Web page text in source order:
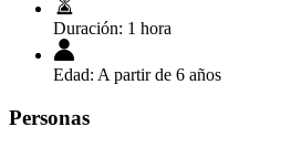
Duración: 1 hora
Edad: A partir de 6 años
Personas